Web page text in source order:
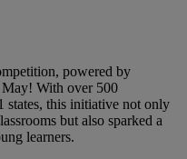
powered by
With over 500
states, this initiative not only
but also sparked a
learners.